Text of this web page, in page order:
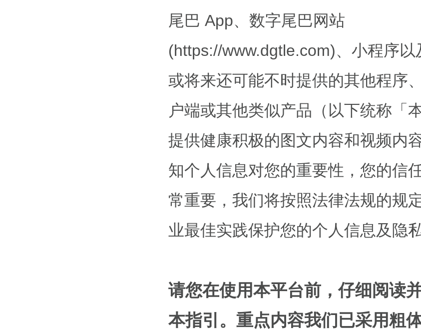
尾巴 App、数字尾巴网站
(https://www.dgtle.com)、小程序以
或将来还可能不时提供的其他程序
户端或其他类似产品（以下统称「
提供健康积极的图文内容和视频内
知个人信息对您的重要性，您的信
常重要，我们将按照法律法规的规
业最佳实践保护您的个人信息及隐私
请您在使用本平台前，仔细阅读
本指引。重点内容我们已采用粗